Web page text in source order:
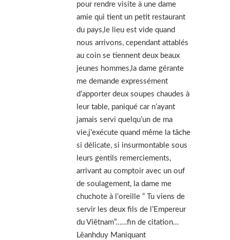
pour rendre visite à une dame
amie qui tient un petit restaurant
du pays,le lieu est vide quand
nous arrivons, cependant attablés
au coin se tiennent deux beaux
jeunes hommes,la dame gérante
me demande expressément
d’apporter deux soupes chaudes à
leur table, paniqué car n’ayant
jamais servi quelqu’un de ma
vie,j’exécute quand même la tâche
si délicate, si insurmontable sous
leurs gentils remerciements,
arrivant au comptoir avec un ouf
de soulagement, la dame me
chuchote à l’oreille ” Tu viens de
servir les deux fils de l’Empereur
du Viêtnam”……fin de citation…
Lêanhduy Maniquant